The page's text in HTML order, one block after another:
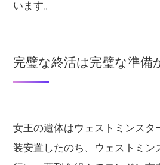
います。
完璧な終活は完璧な準備
女王の遺体はウェストミンスタ
装安置したのち、ウェストミン